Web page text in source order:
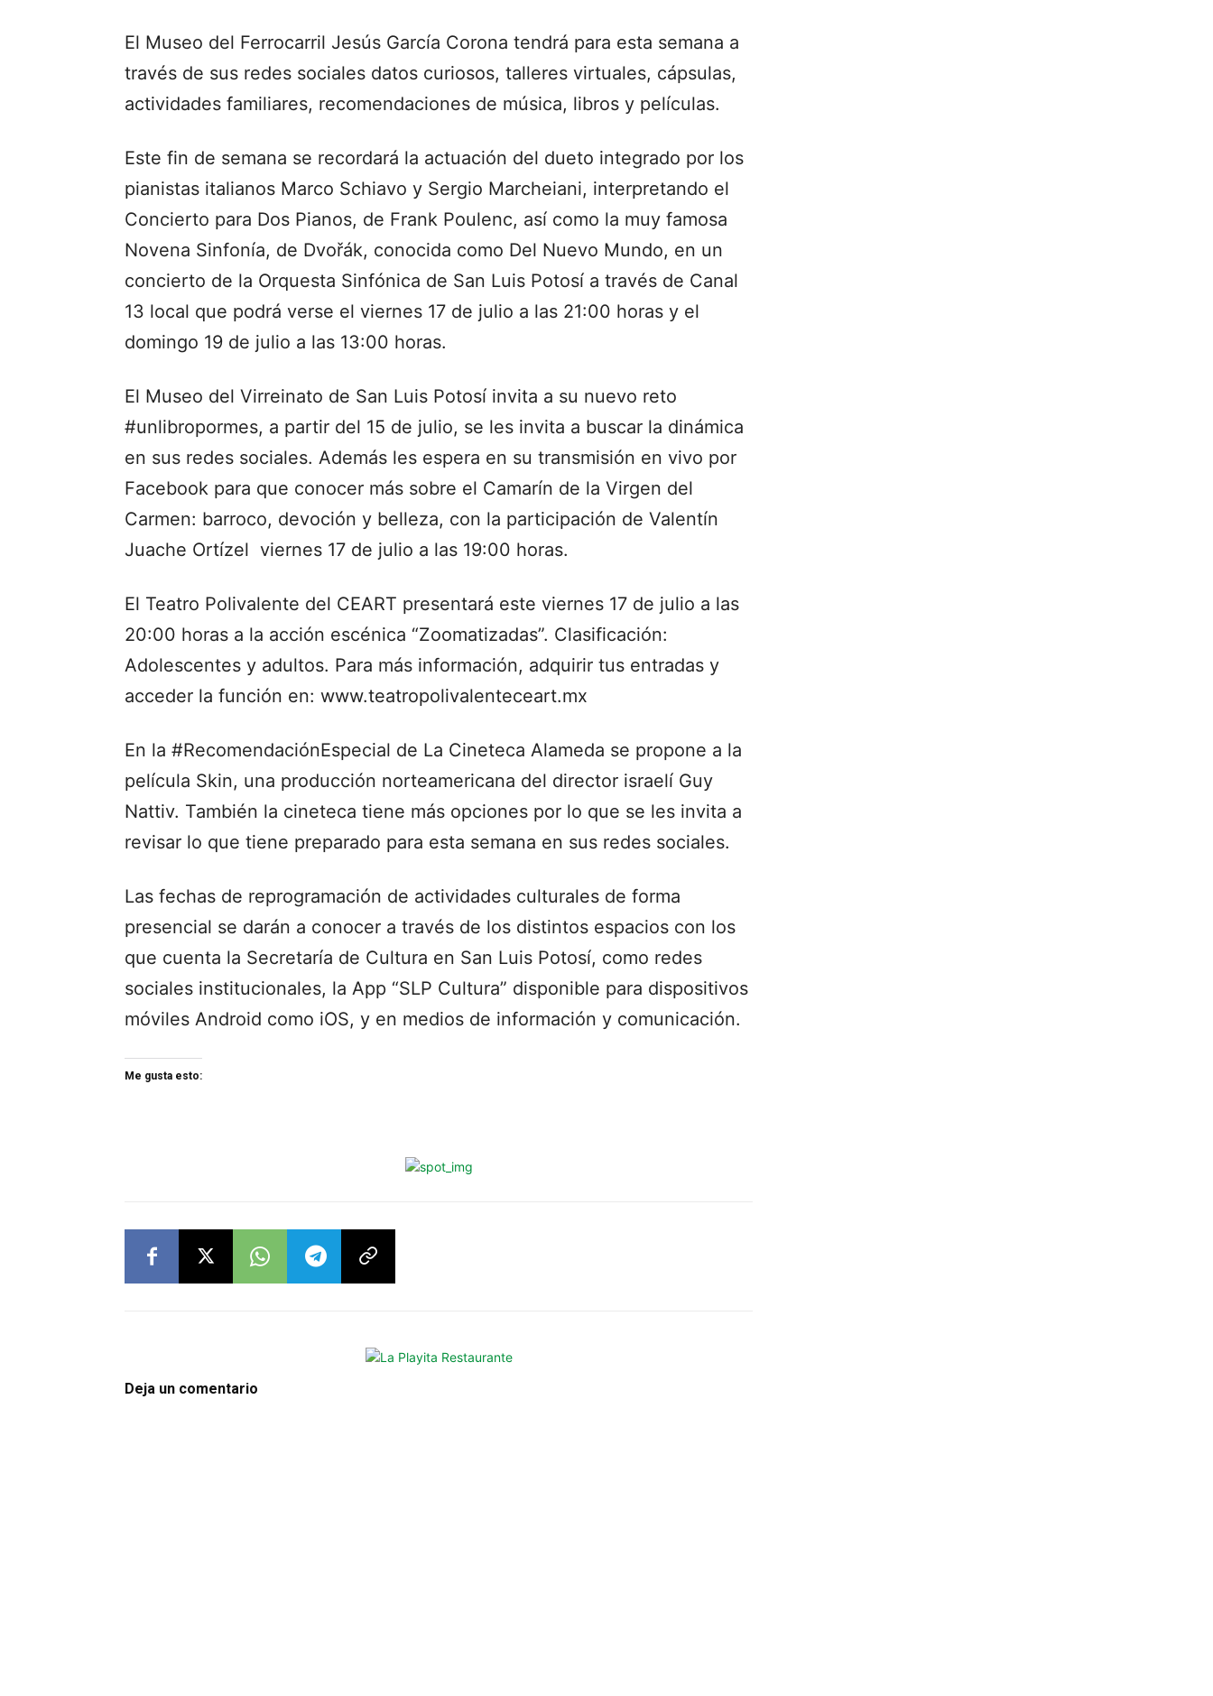
El Museo del Ferrocarril Jesús García Corona tendrá para esta semana a
través de sus redes sociales datos curiosos, talleres virtuales, cápsulas,
actividades familiares, recomendaciones de música, libros y películas.
Este fin de semana se recordará la actuación del dueto integrado por los
pianistas italianos Marco Schiavo y Sergio Marcheiani, interpretando el
Concierto para Dos Pianos, de Frank Poulenc, así como la muy famosa
Novena Sinfonía, de Dvořák, conocida como Del Nuevo Mundo, en un
concierto de la Orquesta Sinfónica de San Luis Potosí a través de Canal
13 local que podrá verse el viernes 17 de julio a las 21:00 horas y el
domingo 19 de julio a las 13:00 horas.
El Museo del Virreinato de San Luis Potosí invita a su nuevo reto
#unlibropormes, a partir del 15 de julio, se les invita a buscar la dinámica
en sus redes sociales. Además les espera en su transmisión en vivo por
Facebook para que conocer más sobre el Camarín de la Virgen del
Carmen: barroco, devoción y belleza, con la participación de Valentín
Juache Ortízel viernes 17 de julio a las 19:00 horas.
El Teatro Polivalente del CEART presentará este viernes 17 de julio a las
20:00 horas a la acción escénica “Zoomatizadas”. Clasificación:
Adolescentes y adultos. Para más información, adquirir tus entradas y
acceder la función en: www.teatropolivalenteceart.mx
En la #RecomendaciónEspecial de La Cineteca Alameda se propone a la
película Skin, una producción norteamericana del director israelí Guy
Nattiv. También la cineteca tiene más opciones por lo que se les invita a
revisar lo que tiene preparado para esta semana en sus redes sociales.
Las fechas de reprogramación de actividades culturales de forma
presencial se darán a conocer a través de los distintos espacios con los
que cuenta la Secretaría de Cultura en San Luis Potosí, como redes
sociales institucionales, la App “SLP Cultura” disponible para dispositivos
móviles Android como iOS, y en medios de información y comunicación.
Me gusta esto:
Deja un comentario